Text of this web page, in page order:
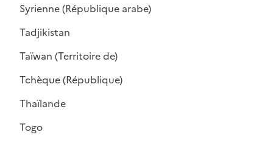
p
l
i
e
Syrienne (République arabe)
Tadjikistan
Taïwan (Territoire de)
Tchèque (République)
Thaïlande
Togo